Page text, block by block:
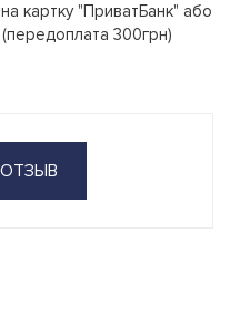
картку "ПриватБанк" або
300грн)